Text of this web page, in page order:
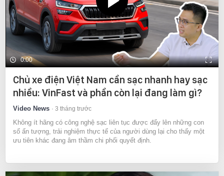
0:00
Chủ xe điện Việt Nam cần sạc nhanh hay sạc
nhiều: VinFast và phần còn lại đang làm gì?
Video News 3 tháng trước
Không ít hãng có công nghệ sạc liên tục được đẩy lên những con
số ấn tượng, trải nghiệm thực tế của người dùng lại cho thấy một
ưu tiên khác đang âm thầm chi phối quyết định.